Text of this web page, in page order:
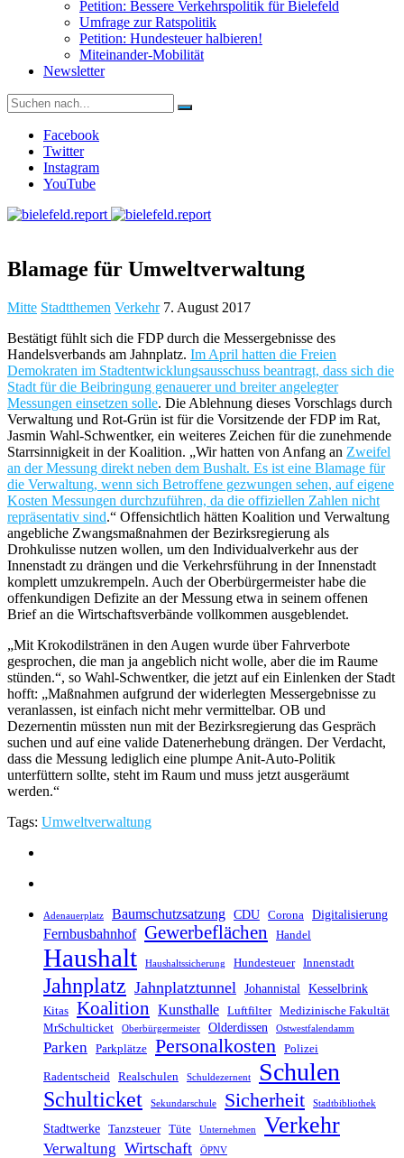
Petition: Bessere Verkehrspolitik für Bielefeld​​
Umfrage zur Ratspolitik
Petition: Hundesteuer halbieren!
Miteinander-Mobilität
Newsletter
Suche
nach:
Facebook
Twitter
Instagram
YouTube
Blamage für Umweltverwaltung
Mitte Stadtthemen Verkehr 7. August 2017
Bestätigt fühlt sich die FDP durch die Messergebnisse des
Handelsverbands am Jahnplatz. Im April hatten die Freien
Demokraten im Stadtentwicklungsausschuss beantragt, dass sich die
Stadt für die Beibringung genauerer und breiter angelegter
Messungen einsetzen solle. Die Ablehnung dieses Vorschlags durch
Verwaltung und Rot-Grün ist für die Vorsitzende der FDP im Rat,
Jasmin Wahl-Schwentker, ein weiteres Zeichen für die zunehmende
Starrsinnigkeit in der Koalition. „Wir hatten von Anfang an Zweifel
an der Messung direkt neben dem Bushalt. Es ist eine Blamage für
die Verwaltung, wenn sich Betroffene gezwungen sehen, auf eigene
Kosten Messungen durchzuführen, da die offiziellen Zahlen nicht
repräsentativ sind.“ Offensichtlich hätten Koalition und Verwaltung
angebliche Zwangsmaßnahmen der Bezirksregierung als
Drohkulisse nutzen wollen, um den Individualverkehr aus der
Innenstadt zu drängen und die Verkehrsführung in der Innenstadt
komplett umzukrempeln. Auch der Oberbürgermeister habe die
offenkundigen Defizite an der Messung etwa in seinem offenen
Brief an die Wirtschaftsverbände vollkommen ausgeblendet.
„Mit Krokodilstränen in den Augen wurde über Fahrverbote
gesprochen, die man ja angeblich nicht wolle, aber die im Raume
stünden.“, so Wahl-Schwentker, die jetzt auf ein Einlenken der Stadt
hofft: „Maßnahmen aufgrund der widerlegten Messergebnisse zu
veranlassen, ist einfach nicht mehr vermittelbar. OB und
Dezernentin müssten nun mit der Bezirksregierung das Gespräch
suchen und auf eine valide Datenerhebung drängen. Der Verdacht,
dass die Messung lediglich eine plumpe Anit-Auto-Politik
unterfüttern sollte, steht im Raum und muss jetzt ausgeräumt
werden.“
Tags: Umweltverwaltung
Adenauerplatz Baumschutzsatzung CDU Corona Digitalisierung
Fernbusbahnhof Gewerbeflächen Handel
Haushalt Haushaltssicherung Hundesteuer Innenstadt
Jahnplatz Jahnplatztunnel Johannistal Kesselbrink
Kitas Koalition Kunsthalle Luftfilter
Medizinische Fakultät
MrSchulticket
Oberbürgermeister Olderdissen Ostwestfalendamm
Parken Parkplätze Personalkosten Polizei
Radentscheid Realschulen Schuldezernent Schulen
Schulticket Sekundarschule Sicherheit Stadtbibliothek
Stadtwerke Tanzsteuer Tüte Unternehmen Verkehr
Verwaltung Wirtschaft ÖPNV